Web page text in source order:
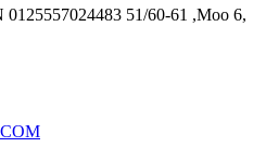
0125557024483 51/60-61 ,Moo 6,